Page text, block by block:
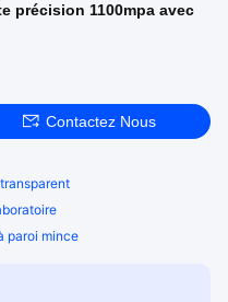
précision 1100mpa avec
Contactez Nous
paroi mince